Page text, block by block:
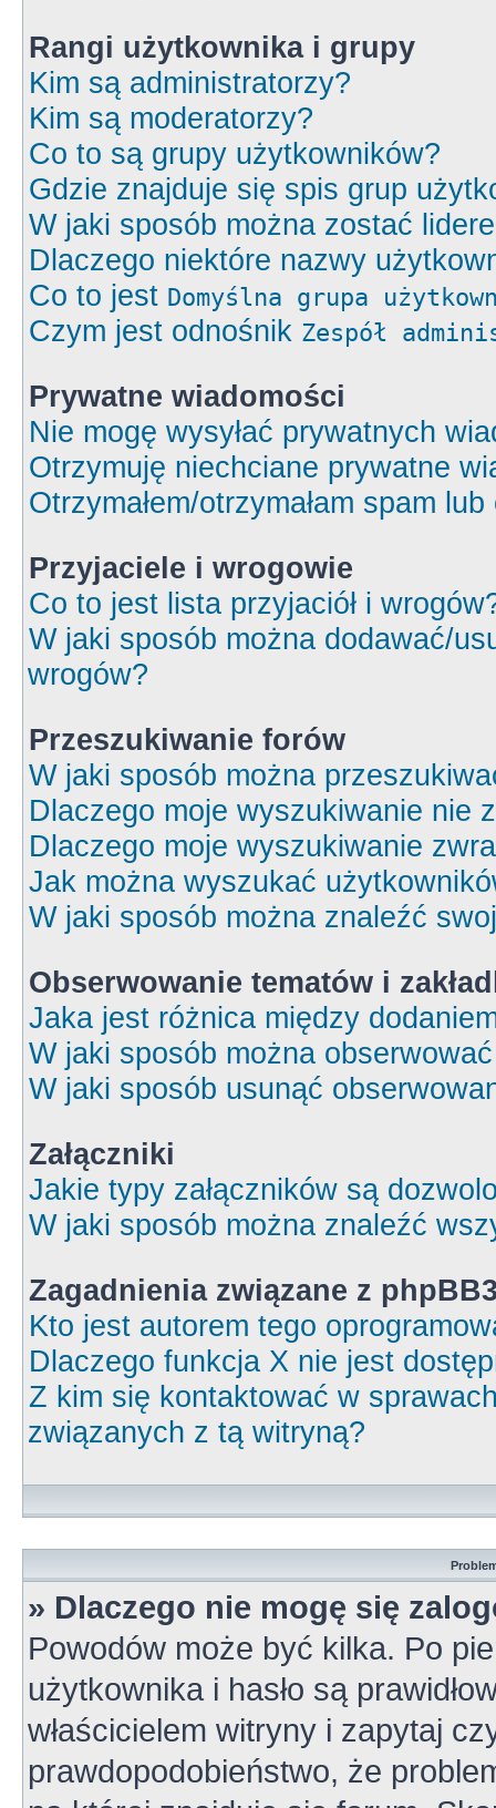
Rangi użytkownika i grupy
Kim są administratorzy?
Kim są moderatorzy?
Co to są grupy użytkowników?
Gdzie znajduje się spis grup
W jaki sposób można zostać
Dlaczego niektóre nazwy
Co to jest Domyślna grupa
Czym jest odnośnik Zespół
Prywatne wiadomości
Nie mogę wysyłać prywatnych
Otrzymuję niechciane prywatne
Otrzymałem/otrzymałam spam
Przyjaciele i wrogowie
Co to jest lista przyjaciół i
W jaki sposób można dodawać/
wrogów?
Przeszukiwanie forów
W jaki sposób można
Dlaczego moje wyszukiwanie nie
Dlaczego moje wyszukiwanie
Jak można wyszukać
W jaki sposób można znaleźć
Obserwowanie tematów i
Jaka jest różnica między
W jaki sposób można
W jaki sposób usunąć
Załączniki
Jakie typy załączników są
W jaki sposób można znaleźć
Zagadnienia związane z
Kto jest autorem tego
Dlaczego funkcja X nie jest
Z kim się kontaktować w
związanych z tą witryną?
» Dlaczego nie mogę się
Powodów może być kilka. Po
użytkownika i hasło są
właścicielem witryny i zapytaj
prawdopodobieństwo, że